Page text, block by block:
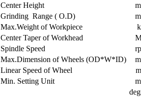
Center Height
Grinding Range ( O.D)
Max.Weight of Workpiece
Center Taper of Workhead
Spindle Speed
Max.Dimension of Wheels (OD*W*ID)
Linear Speed of Wheel
Min. Setting Unit